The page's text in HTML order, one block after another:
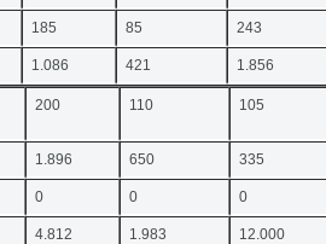
185 85 243
1.086 421 1.856
200 110 105
1.896 650 335
0 0 0
4.812 1.983 12.000